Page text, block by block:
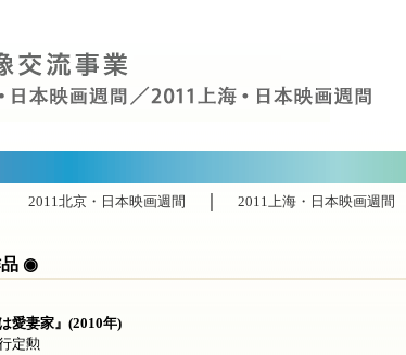
2011北京・日本映画週間
2011上海・日本映画週間
品 ◉
は愛妻家』(2010年)
定勲